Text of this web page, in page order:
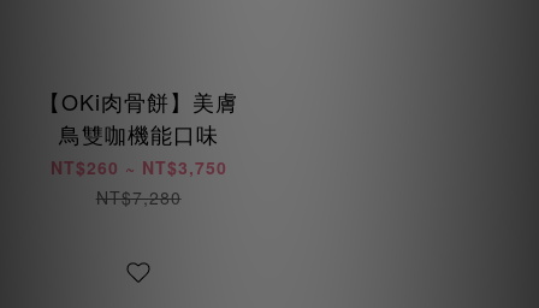
【OKi肉骨餅】美膚
鳥雙咖機能口味
NT$260 ~ NT$3,750
NT$7,280